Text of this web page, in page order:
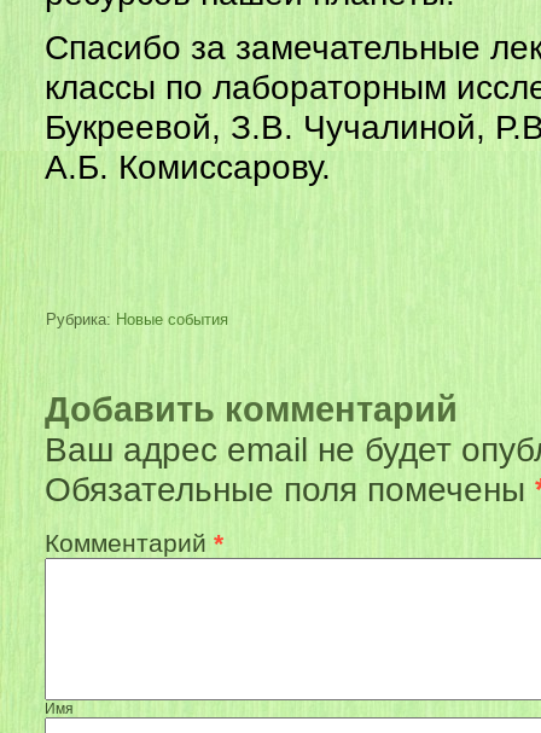
Спасибо за замечательные
классы по лабораторным
Букреевой, З.В. Чучалиной,
А.Б. Комиссарову.
Рубрика: Новые события
Добавить комментарий
Ваш адрес email не будет
Обязательные поля помечены
Комментарий *
Имя